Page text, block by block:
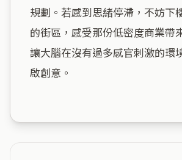
規劃。若感到思緒停滯，不妨下
的街區，感受那份低密度商業帶
讓大腦在沒有過多感官刺激的環
啟創意。